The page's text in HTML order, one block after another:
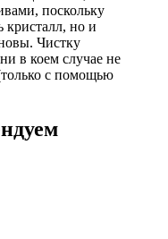
поскольку
кристалл, но и
Чистку
в коем случае не
с помощью